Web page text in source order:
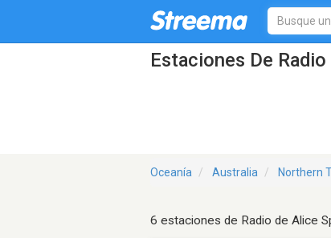
Estaciones De
Oceanía Australia Northern
6 estaciones de Radio de Alice